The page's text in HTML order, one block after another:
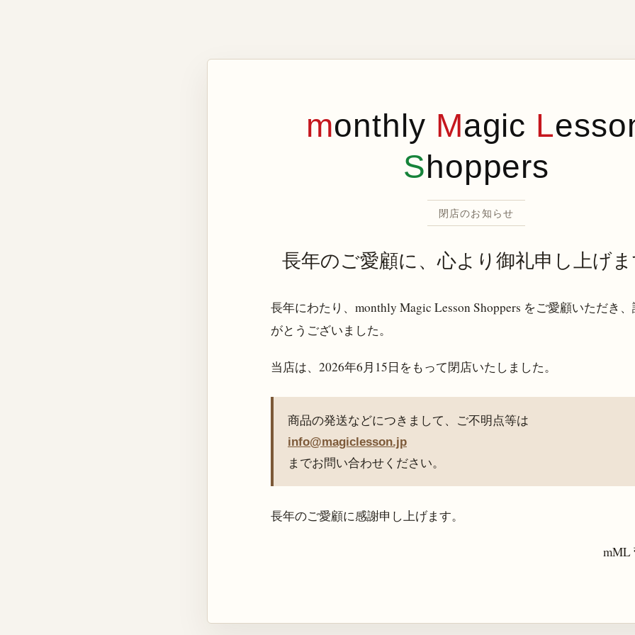
monthly Magic L
Shoppers
閉店のお知らせ
長年のご愛顧に、心より御礼申し上げ
長年にわたり、monthly Magic Lesson Shoppers をご愛顧いただき
がとうございました。
当店は、 2026年6月15日 をもって閉店いたしました。
商品の発送などにつきまして、ご不明点等は
info@magiclesson.jp
までお問い合わせください。
長年のご愛顧に感謝申し上げます。
mML